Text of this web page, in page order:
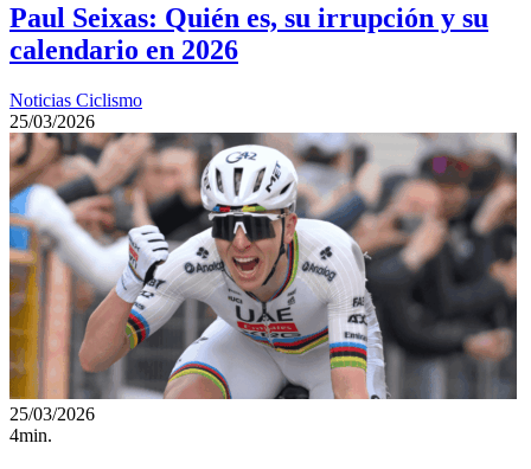
Paul Seixas: Quién es, su irrupción y su
calendario en 2026
Noticias Ciclismo
25/03/2026
25/03/2026
4min.